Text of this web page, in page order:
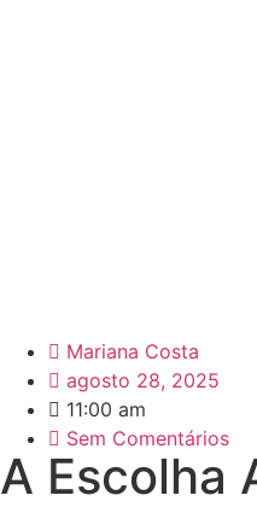
Mariana Costa
agosto 28, 2025
11:00 am
Sem Comentários
A Escolha